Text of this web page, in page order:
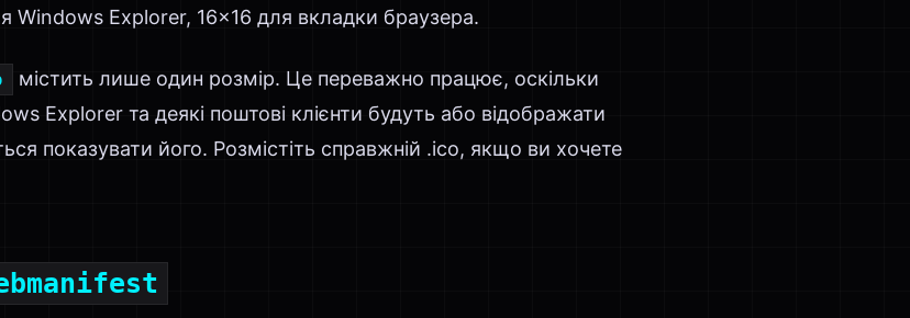
Windows Explorer, 16×16 для вкладки браузера.
містить лише один розмір. Це переважно працює, оскільки
Explorer та деякі поштові клієнти будуть або відображати
показувати його. Розмістіть справжній .ico, якщо ви хочете